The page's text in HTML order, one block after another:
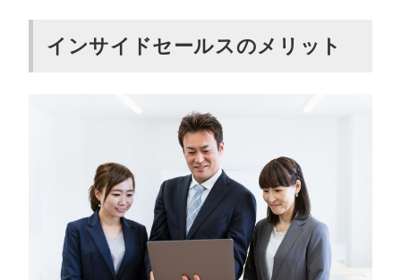
インサイドセールスのメリット